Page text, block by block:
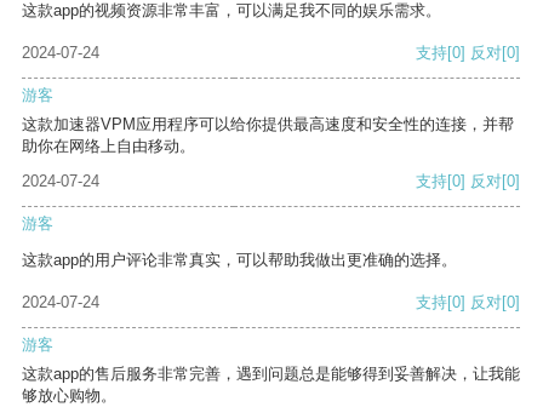
这款app的视频资源非常丰富，可以满足我不同的娱乐需求。
2024-07-24 支持[0] 反对[0]
游客
这款加速器VPM应用程序可以给你提供最高速度和安全性的连接，并帮
助你在网络上自由移动。
2024-07-24
支持[0] 反对[0]
游客
这款app的用户评论非常真实，可以帮助我做出更准确的选择。
2024-07-24 支持[0] 反对[0]
游客
这款app的售后服务非常完善，遇到问题总是能够得到妥善解决，让我能
够放心购物。